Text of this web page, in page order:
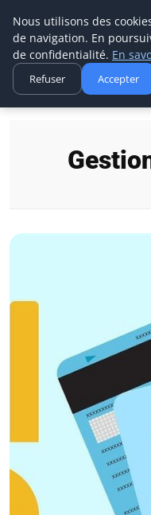
Techsumo
Accueil Gestion et finances
Nous utilisons des
de navigation. En
de confidentialité. En
Refuser Accepter